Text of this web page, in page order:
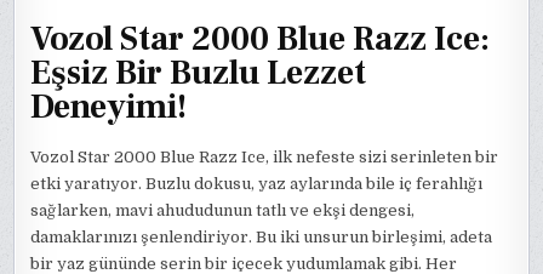
Vozol Star 2000 Blue Razz Ice:
Eşsiz Bir Buzlu Lezzet
Deneyimi!
Vozol Star 2000 Blue Razz Ice, ilk nefeste sizi serinleten bir
etki yaratıyor. Buzlu dokusu, yaz aylarında bile iç ferahlığı
sağlarken, mavi ahududunun tatlı ve ekşi dengesi,
damaklarınızı şenlendiriyor. Bu iki unsurun birleşimi, adeta
bir yaz gününde serin bir içecek yudumlamak gibi. Her